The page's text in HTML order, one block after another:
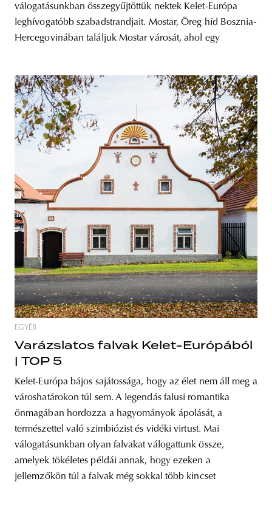
válogatásunkban összegyűjtöttük nektek Kelet-Európa
leghívogatóbb szabadstrandjait. Mostar, Öreg híd Bosznia-
Hercegovinában találjuk Mostar városát, ahol egy
EGYÉB
Varázslatos falvak Kelet-Európából
| TOP 5
Kelet-Európa bájos sajátossága, hogy az élet nem áll meg a
városhatárokon túl sem. A legendás falusi romantika
önmagában hordozza a hagyományok ápolását, a
természettel való szimbiózist és vidéki virtust. Mai
válogatásunkban olyan falvakat válogattunk össze,
amelyek tökéletes példái annak, hogy ezeken a
jellemzőkön túl a falvak még sokkal több kincset